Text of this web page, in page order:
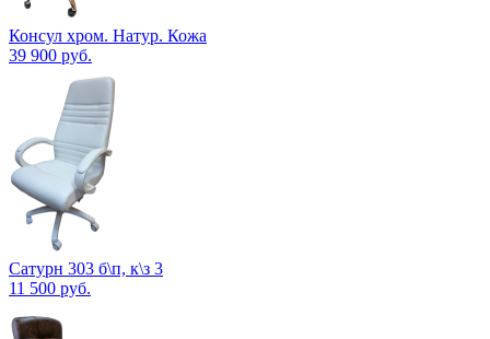
Консул хром. Натур. Кожа
39 900 руб.
Сатурн 303 б\п, к\з 3
11 500 руб.